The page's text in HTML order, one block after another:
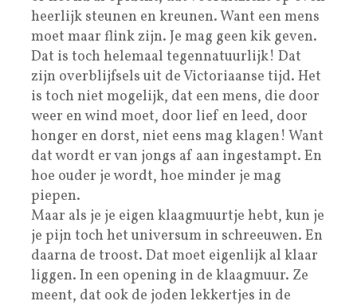
heerlijk steunen en kreunen. Want een mens
moet maar flink zijn. Je mag geen kik geven.
Dat is toch helemaal tegennatuurlijk! Dat
zijn overblijfsels uit de Victoriaanse tijd. Het
is toch niet mogelijk, dat een mens, die door
weer en wind moet, door lief en leed, door
honger en dorst, niet eens mag klagen! Want
dat wordt er van jongs af aan ingestampt. En
hoe ouder je wordt, hoe minder je mag
piepen.
Maar als je je eigen klaagmuurtje hebt, kun je
je pijn toch het universum in schreeuwen. En
daarna de troost. Dat moet eigenlijk al klaar
liggen. In een opening in de klaagmuur. Ze
meent, dat ook de joden lekkertjes in de